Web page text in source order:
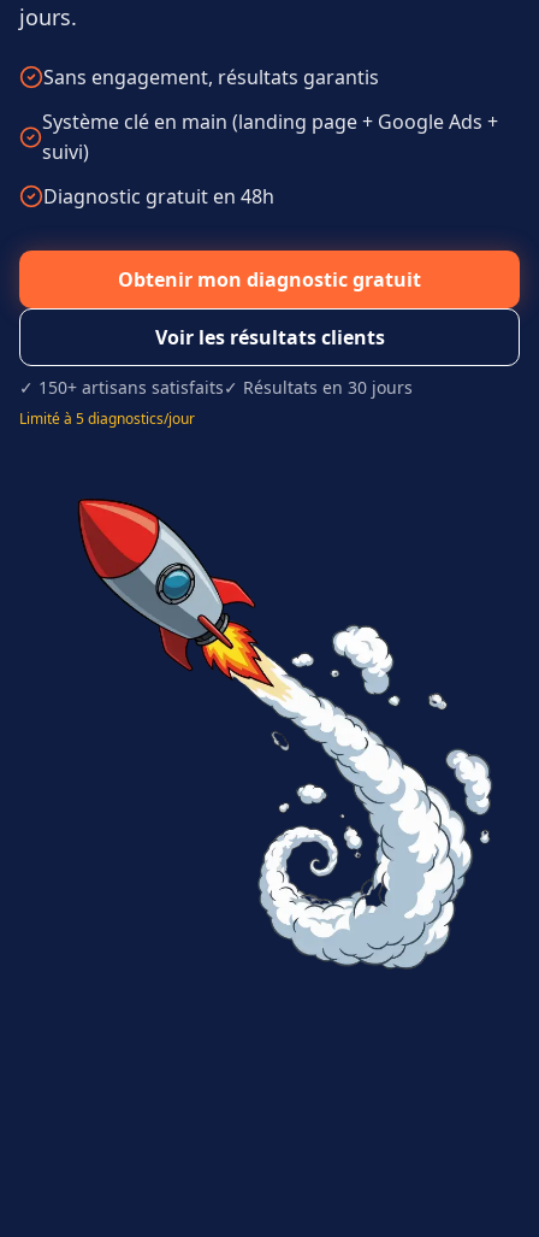
jours.
Sans engagement, résultats garantis
Système clé en main (landing page + Google Ads +
suivi)
Diagnostic gratuit en 48h
Obtenir mon diagnostic gratuit
Voir les résultats clients
✓ 150+ artisans satisfaits✓ Résultats en 30 jours
Limité à 5 diagnostics/jour